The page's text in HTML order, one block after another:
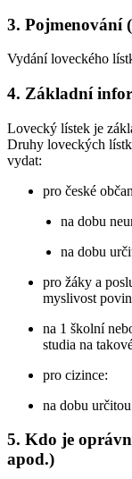
3. Pojmenování
Vydání loveckého
4. Základní
Lovecký lístek je
Druhy loveckých
vydat:
pro české
na dobu
na dobu
pro žáky a
myslivost
na 1 školní
studia na
pro cizince:
na dobu
5. Kdo je
apod.)